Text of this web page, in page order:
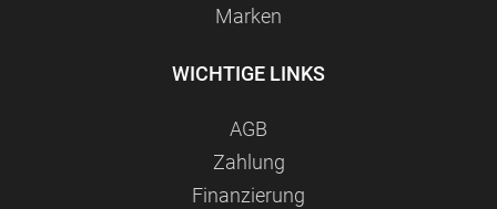
Marken
WICHTIGE LINKS
AGB
Zahlung
Finanzierung